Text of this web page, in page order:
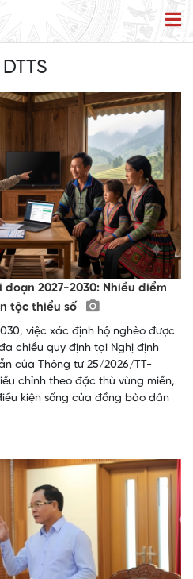
DTTS
2027-2030: Nhiều điểm
tộc thiểu số
việc xác định hộ nghèo được
chiều quy định tại Nghị định
của Thông tư 25/2026/TT-
chỉnh theo đặc thù vùng miền,
kiện sống của đồng bào dân